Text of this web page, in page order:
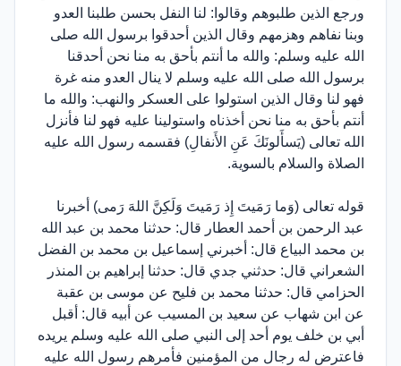
ورجع الذين طلبوهم وقالوا: لنا النفل بحسن طلبنا العدو
وبنا نفاهم وهزمهم وقال الذين أحدقوا برسول الله صلى
الله عليه وسلم: والله ما أنتم بأحق به منا نحن أحدقنا
برسول الله صلى الله عليه وسلم لا ينال العدو منه غرة
فهو لنا وقال الذين استولوا على العسكر والنهب: والله ما
أنتم بأحق به منا نحن أخذناه واستولينا عليه فهو لنا فأنزل
الله تعالى (يَسأَلونَكَ عَنِ الأَنفالِ) فقسمه رسول الله عليه
الصلاة والسلام بالسوية.
قوله تعالى (وَما رَمَيتَ إِذ رَمَيتَ وَلَكِنَّ اللهَ رَمى) أخبرنا
عبد الرحمن بن أحمد العطار قال: حدثنا محمد بن عبد الله
بن محمد البياع قال: أخبرني إسماعيل بن محمد بن الفضل
الشعراني قال: حدثني جدي قال: حدثنا إبراهيم بن المنذر
الحزامي قال: حدثنا محمد بن فليح عن موسى بن عقبة
عن ابن شهاب عن سعيد بن المسيب عن أبيه قال: أقبل
أبي بن خلف يوم أحد إلى النبي صلى الله عليه وسلم يريده
فاعترض له رجال من المؤمنين فأمرهم رسول الله عليه